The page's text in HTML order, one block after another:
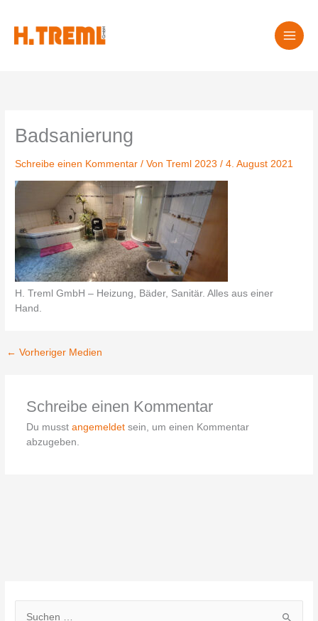
springen
Badsanierung
Schreibe einen Kommentar / VonTreml 2023/4. August 2021
H. Treml GmbH – Heizung, Bäder, Sanitär. Alles aus einer
Hand.
← Vorheriger Medien
Schreibe einen Kommentar
Du musst angemeldetsein, um einen Kommentar
abzugeben.